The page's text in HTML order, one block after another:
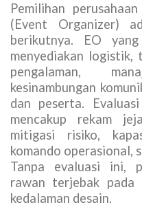
Pemilihan
(Event Organizer)
berikutnya. EO
menyediakan logistik,
pengalaman,
kesinambungan
dan peserta.
mencakup rekam
mitigasi risiko,
komando operasional,
Tanpa evaluasi ini,
rawan terjebak pada
kedalaman desain.